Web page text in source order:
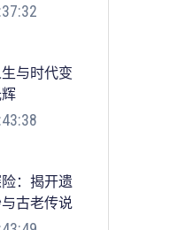
与时代变
：揭开遗
古老传说